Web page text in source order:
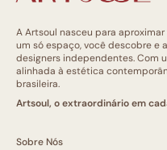
A Artsoul nasceu para
um só espaço, você descobre e
designers independentes. Com
alinhada à estética
brasileira.
Artsoul, o extraordinário em
Sobre Nós